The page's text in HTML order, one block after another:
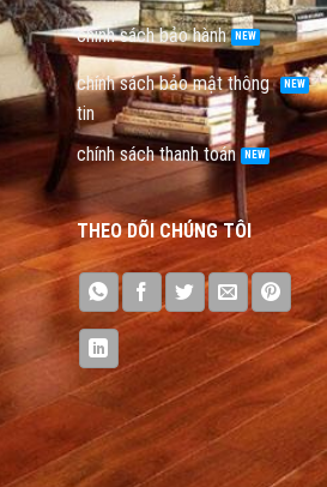
chính sách bảo hành
chính sách bảo mật thông
tin
chính sách thanh toán
THEO DÕI CHÚNG TÔI